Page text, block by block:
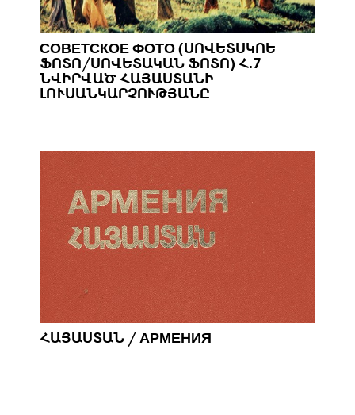
СОВЕТСКОЕ ФОТО (ՍՈՎԵՏՍԿՈԵ
ՖՈՏՈ/ՍՈՎԵՏԱԿԱՆ ՖՈՏՈ) Հ.7
ՆՎԻՐՎԱԾ ՀԱՅԱՍՏԱՆԻ
ԼՈՒՍԱՆԿԱՐՉՈՒԹՅԱՆԸ
ՀԱՅԱՍՏԱՆ / АРМЕНИЯ